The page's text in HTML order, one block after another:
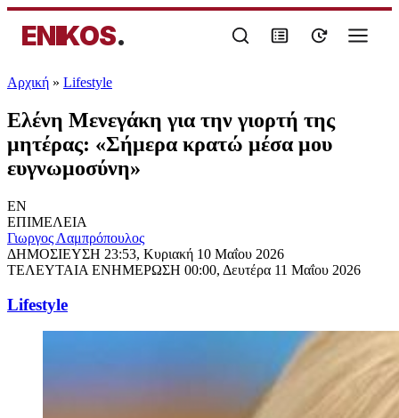
ENIKOS.
Αρχική » Lifestyle
Ελένη Μενεγάκη για την γιορτή της
μητέρας: «Σήμερα κρατώ μέσα μου
ευγνωμοσύνη»
EN
ΕΠΙΜΕΛΕΙΑ
Γιωργος Λαμπρόπουλος
ΔΗΜΟΣΙΕΥΣΗ 23:53, Κυριακή 10 Μαΐου 2026
ΤΕΛΕΥΤΑΙΑ ΕΝΗΜΕΡΩΣΗ 00:00, Δευτέρα 11 Μαΐου 2026
Lifestyle